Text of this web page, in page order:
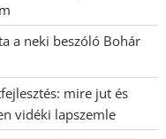
a neki beszóló Bohár
mire jut és
vidéki lapszemle